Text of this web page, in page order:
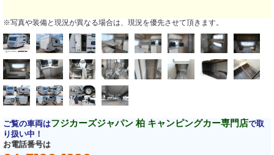
ご覧の車両はフジカーズジャパン 柏 キャンピングカー専門店で取
り扱い中！
お電話番号は
※写真や装備と現況が異なる場合は、現況を優先させて頂きます。